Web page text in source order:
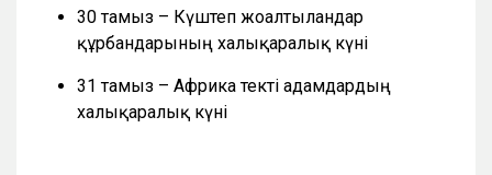
30 тамыз – Күштеп жоғалтылғандар
құрбандарының халықаралық күні
31 тамыз – Африка текті адамдардың
халықаралық күні